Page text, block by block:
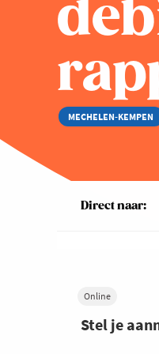
MECHELEN-KEMPEN
Direct naar:
Online
Stel je